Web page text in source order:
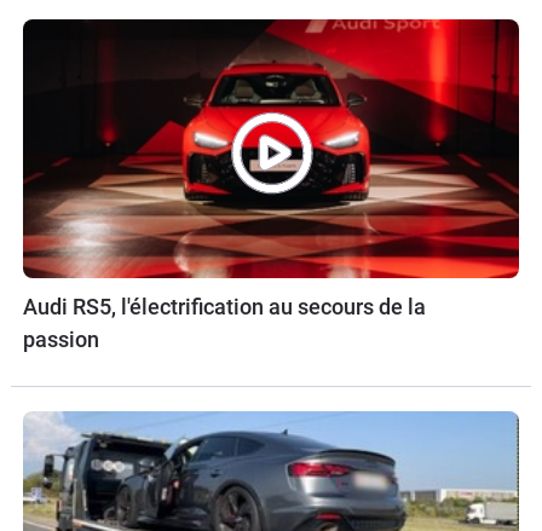
Audi RS5, l'électrification au secours de la
passion